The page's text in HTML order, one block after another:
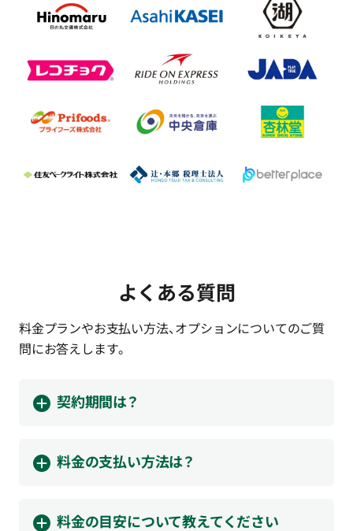
よくある質問
料金プランやお支払い方法、オプションについてのご質
問にお答えします。
契約期間は？
料金の支払い方法は？
料金の目安について教えてください